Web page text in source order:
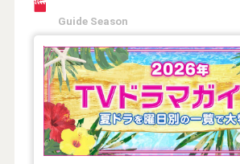
Guide Season
【2026年夏】TVドラマガイド